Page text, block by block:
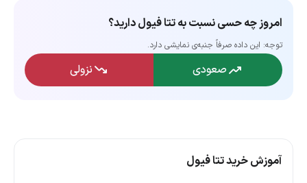
امروز چه حسی نسبت به تتا فیول دارید؟
توجه: این داده‌ صرفاً جنبه‌ی نمایشی دارد.
صعودی نزولی
آموزش خرید تتا فیول